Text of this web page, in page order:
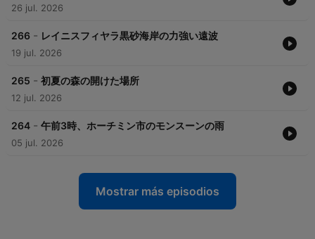
26 jul. 2026
266 - レイニスフィヤラ黒砂海岸の力強い遠波
19 jul. 2026
265 - 初夏の森の開けた場所
12 jul. 2026
264 - 午前3時、ホーチミン市のモンスーンの雨
05 jul. 2026
Mostrar más episodios